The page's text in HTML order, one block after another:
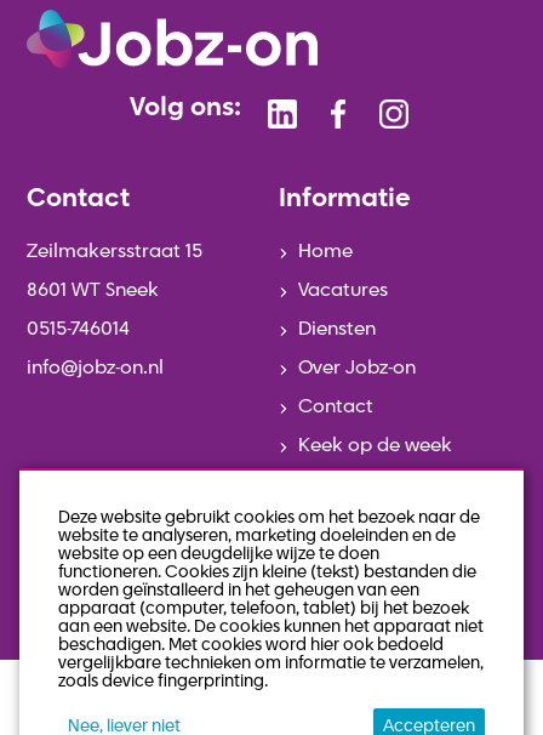
Volg ons:
Contact
Zeilmakersstraat 15
8601 WT Sneek
0515-746014
info@jobz-on.nl
Informatie
Home
Vacatures
Diensten
Over Jobz-on
Contact
Keek op de week
Team
Geschiedenis
Veelgestelde vragen
privacy statement
algemene voorwaarden
Deze website gebruikt cookies om het bezoek naar de
website te analyseren, marketing doeleinden en de
website op een deugdelijke wijze te doen
functioneren. Cookies zijn kleine (tekst) bestanden die
worden geïnstalleerd in het geheugen van een
apparaat (computer, telefoon, tablet) bij het bezoek
aan een website. De cookies kunnen het apparaat niet
beschadigen. Met cookies word hier ook bedoeld
vergelijkbare technieken om informatie te verzamelen,
zoals device fingerprinting.
Nee, liever niet Accepteren